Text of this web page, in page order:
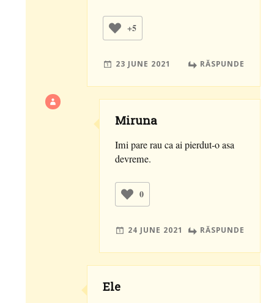
+5
23 JUNE 2021 RĂSPUNDE
Miruna
Imi pare rau ca ai pierdut-o asa
devreme.
0
24 JUNE 2021 RĂSPUNDE
Ele